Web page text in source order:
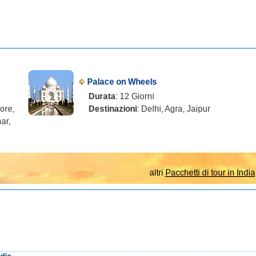
Palace on Wheels
Durata: 12 Giorni
Destinazioni: Delhi, Agra, Jaipur
altri Pacchetti di tour in India